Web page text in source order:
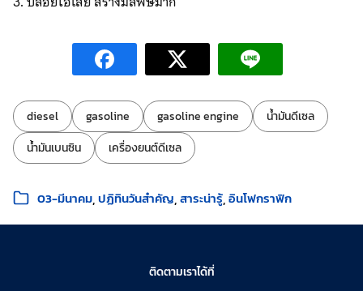
ป้ายกำกับ:
diesel gasoline gasoline engine
น้ำมันดีเซล
น้ำมันเบนซิน
เครื่องยนต์ดีเซล
หมวดหมู่:
03-มีนาคม ปฏิทินวันสำคัญ สาระน่ารู้ อินโฟกราฟิก
ติดตามเราได้ที่